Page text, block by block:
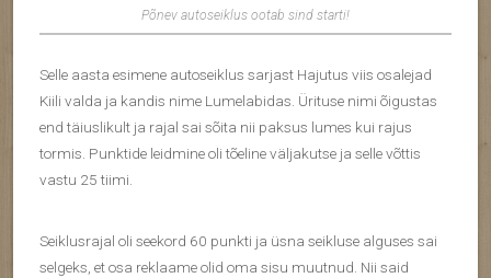
Põnev autoseiklus ootab sind starti!
Selle aasta esimene autoseiklus sarjast Hajutus viis osalejad
Kiili valda ja kandis nime Lumelabidas. Ürituse nimi õigustas
end täiuslikult ja rajal sai sõita nii paksus lumes kui rajus
tormis. Punktide leidmine oli tõeline väljakutse ja selle võttis
vastu 25 tiimi.
Seiklusrajal oli seekord 60 punkti ja üsna seikluse alguses sai
selgeks, et osa reklaame olid oma sisu muutnud. Nii said